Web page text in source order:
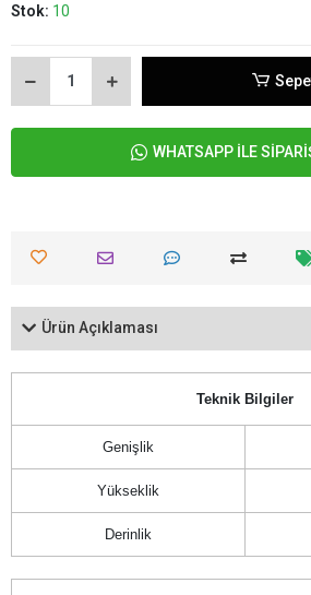
Stok: 10
WHATSAPP İLE
Ürün Açıklaması
Teknik Bilgiler
Genişlik
Yükseklik
Derinlik